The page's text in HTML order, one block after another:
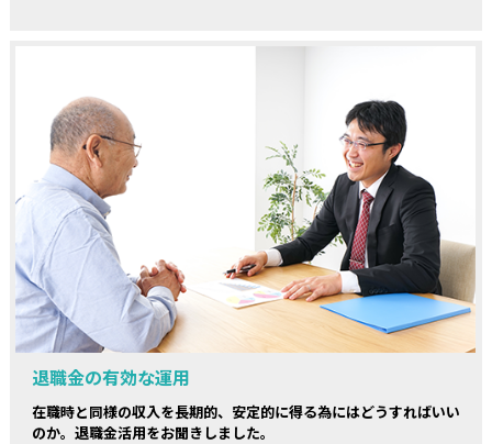
退職金の有効な運用
在職時と同様の収入を長期的、安定的に得る為にはどうすればいい
のか。退職金活用をお聞きしました。